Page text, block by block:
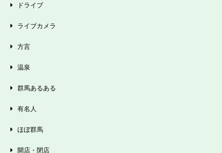
ドライブ
ライブカメラ
方言
温泉
群馬あるある
有名人
ほぼ群馬
開店・閉店